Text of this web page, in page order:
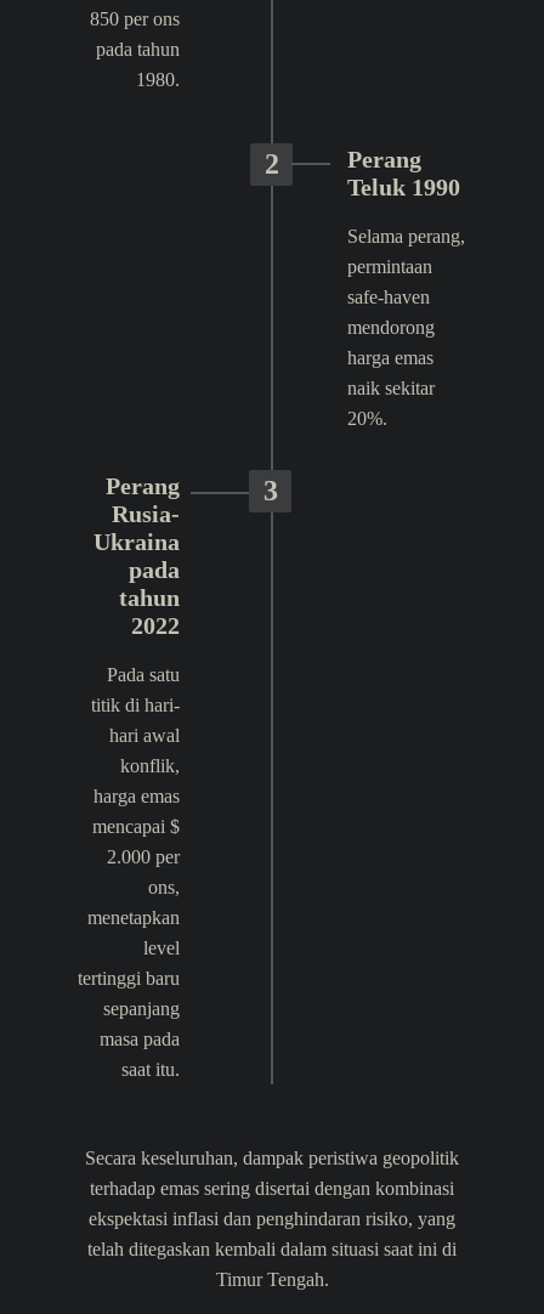
850 per ons
pada tahun
1980.
2
Perang
Teluk 1990
Selama perang,
permintaan
safe-haven
mendorong
harga emas
naik sekitar
20%.
3
Perang
Rusia-
Ukraina
pada
tahun
2022
Pada satu
titik di hari-
hari awal
konflik,
harga emas
mencapai $
2.000 per
ons,
menetapkan
level
tertinggi baru
sepanjang
masa pada
saat itu.
Secara keseluruhan, dampak peristiwa geopolitik
terhadap emas sering disertai dengan kombinasi
ekspektasi inflasi dan penghindaran risiko, yang
telah ditegaskan kembali dalam situasi saat ini di
Timur Tengah.